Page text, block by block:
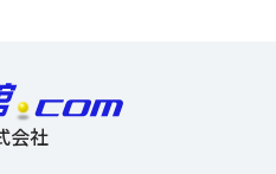
会社